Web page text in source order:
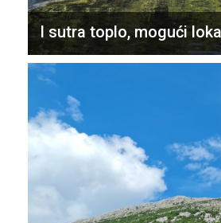
I sutra toplo, mogući